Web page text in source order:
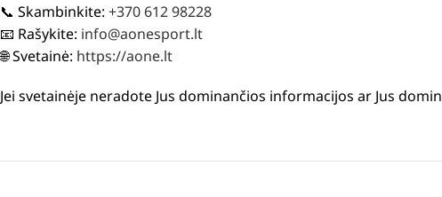
📞 Skambinkite: +370 612 98228
📧 Rašykite: info@aonesport.lt
🌐 Svetainė: https://aone.lt
Jei svetainėje neradote Jus dominančios informacijos ar Jus